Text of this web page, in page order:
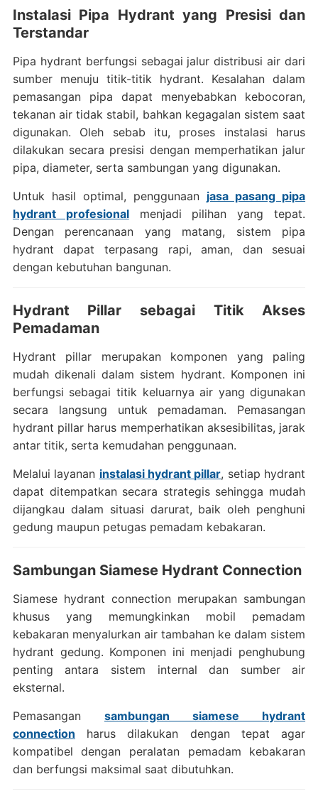
Instalasi Pipa Hydrant yang Presisi dan
Terstandar
Pipa hydrant berfungsi sebagai jalur distribusi air dari
sumber menuju titik-titik hydrant. Kesalahan dalam
pemasangan pipa dapat menyebabkan kebocoran,
tekanan air tidak stabil, bahkan kegagalan sistem saat
digunakan. Oleh sebab itu, proses instalasi harus
dilakukan secara presisi dengan memperhatikan jalur
pipa, diameter, serta sambungan yang digunakan.
Untuk hasil optimal, penggunaan jasa pasang pipa
hydrant profesionalmenjadi pilihan yang tepat.
Dengan perencanaan yang matang, sistem pipa
hydrant dapat terpasang rapi, aman, dan sesuai
dengan kebutuhan bangunan.
Hydrant Pillar sebagai Titik Akses
Pemadaman
Hydrant pillar merupakan komponen yang paling
mudah dikenali dalam sistem hydrant. Komponen ini
berfungsi sebagai titik keluarnya air yang digunakan
secara langsung untuk pemadaman. Pemasangan
hydrant pillar harus memperhatikan aksesibilitas, jarak
antar titik, serta kemudahan penggunaan.
Melalui layanan instalasi hydrant pillar, setiap hydrant
dapat ditempatkan secara strategis sehingga mudah
dijangkau dalam situasi darurat, baik oleh penghuni
gedung maupun petugas pemadam kebakaran.
Sambungan Siamese Hydrant Connection
Siamese hydrant connection merupakan sambungan
khusus yang memungkinkan mobil pemadam
kebakaran menyalurkan air tambahan ke dalam sistem
hydrant gedung. Komponen ini menjadi penghubung
penting antara sistem internal dan sumber air
eksternal.
Pemasangan sambungan siamese hydrant
connection harus dilakukan dengan tepat agar
kompatibel dengan peralatan pemadam kebakaran
dan berfungsi maksimal saat dibutuhkan.